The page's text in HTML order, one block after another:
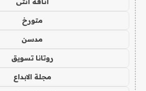
متورخ
مدسن
روتانا تسويق
مجلة الابداع